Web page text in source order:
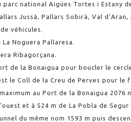
national Aigües Tortes i Estany
Jussà, Pallars Sobirà, Val
véhicules.
Noguera Pallaresa.
Ribagorçana.
de la Bonaigua pour boucler le
le Coll de la Creu de Perves pour le
au Port de la Bonaigua 2076
et à 524 m de La Pobla de Segur
du même nom 1593 m puis